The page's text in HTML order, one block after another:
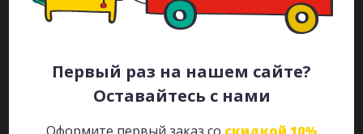
Первый раз на нашем сайте?
Оставайтесь с нами
Оформите первый заказ со скидкой 10%
Будьте всегда в курсе!